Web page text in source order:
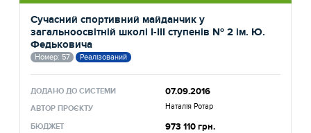
Сучасний спортивний майданчик у
загальноосвітній школі І-ІІІ ступенів № 2 ім. Ю.
Федьковича
Номер: 57 Реалізований
ДОДАНО ДО СИСТЕМИ 07.09.2016
АВТОР ПРОЄКТУ Наталія Ротар
БЮДЖЕТ 973 110 грн.